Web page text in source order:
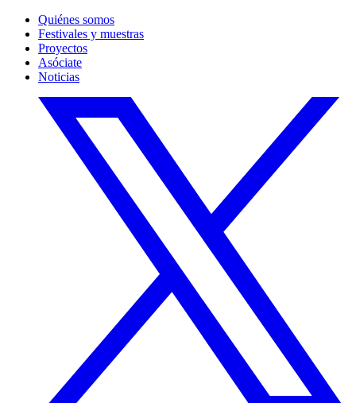
Quiénes somos
Festivales y muestras
Proyectos
Asóciate
Noticias